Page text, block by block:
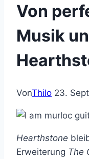
Von
Musik
VonThilo 23.
Hearthstone
Erweiterung The